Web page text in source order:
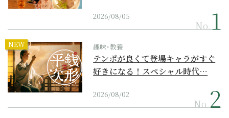
2026/08/05
No.
NEW 趣味･教養
テンポが良くて登場キャラがすぐ
好きになる！スペシャル時代…
2026/08/02
No.